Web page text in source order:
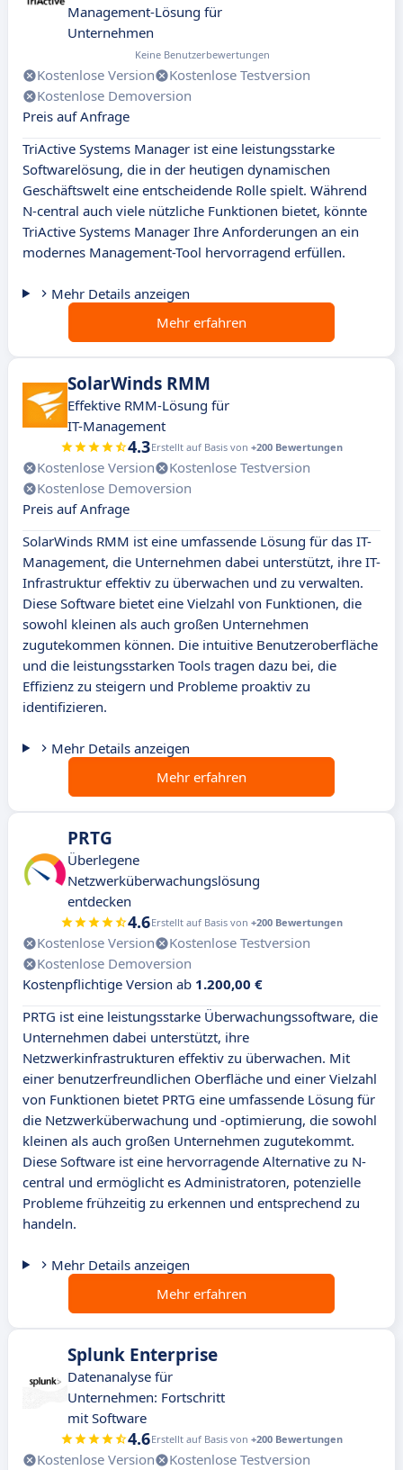
Management-Lösung für
Unternehmen
Keine Benutzerbewertungen
Kostenlose Version
Kostenlose Testversion
Kostenlose Demoversion
Preis auf Anfrage
TriActive Systems Manager ist eine leistungsstarke
Softwarelösung, die in der heutigen dynamischen
Geschäftswelt eine entscheidende Rolle spielt. Während
N-central auch viele nützliche Funktionen bietet, könnte
TriActive Systems Manager Ihre Anforderungen an ein
modernes Management-Tool hervorragend erfüllen.
Mehr Details anzeigen
Mehr erfahren
SolarWinds RMM
Effektive RMM-Lösung für
IT-Management
4.3Erstellt auf Basis von +200 Bewertungen
Kostenlose Version
Kostenlose Testversion
Kostenlose Demoversion
Preis auf Anfrage
SolarWinds RMM ist eine umfassende Lösung für das IT-
Management, die Unternehmen dabei unterstützt, ihre IT-
Infrastruktur effektiv zu überwachen und zu verwalten.
Diese Software bietet eine Vielzahl von Funktionen, die
sowohl kleinen als auch großen Unternehmen
zugutekommen können. Die intuitive Benutzeroberfläche
und die leistungsstarken Tools tragen dazu bei, die
Effizienz zu steigern und Probleme proaktiv zu
identifizieren.
Mehr Details anzeigen
Mehr erfahren
PRTG
Überlegene
Netzwerküberwachungslösung
entdecken
4.6Erstellt auf Basis von +200 Bewertungen
Kostenlose Version
Kostenlose Testversion
Kostenlose Demoversion
Kostenpflichtige Version ab 1.200,00 €
PRTG ist eine leistungsstarke Überwachungssoftware, die
Unternehmen dabei unterstützt, ihre
Netzwerkinfrastrukturen effektiv zu überwachen. Mit
einer benutzerfreundlichen Oberfläche und einer Vielzahl
von Funktionen bietet PRTG eine umfassende Lösung für
die Netzwerküberwachung und -optimierung, die sowohl
kleinen als auch großen Unternehmen zugutekommt.
Diese Software ist eine hervorragende Alternative zu N-
central und ermöglicht es Administratoren, potenzielle
Probleme frühzeitig zu erkennen und entsprechend zu
handeln.
Mehr Details anzeigen
Mehr erfahren
Splunk Enterprise
Datenanalyse für
Unternehmen: Fortschritt
mit Software
4.6Erstellt auf Basis von +200 Bewertungen
Kostenlose Version
Kostenlose Testversion